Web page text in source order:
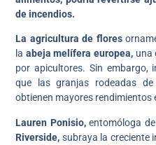
de incendios.
La agricultura de flores
la abeja melífera europea,una
por apicultores. Sin embargo,
que las granjas rodeadas de
obtienen mayores rendimientos
Lauren Ponisio,entomóloga
Riverside, subraya la creciente